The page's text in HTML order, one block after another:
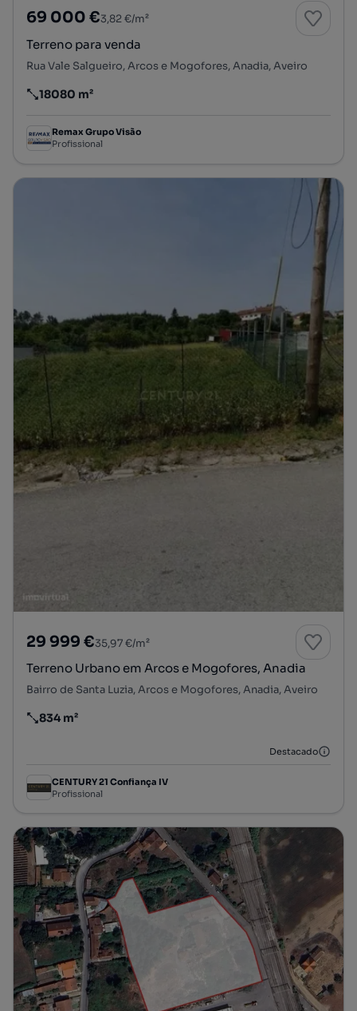
69 000 €3,82 €/m²
Terreno para venda
Rua Vale Salgueiro, Arcos e Mogofores, Anadia, Aveiro
Preço por metro quadrado
18080 m²
Remax Grupo Visão
Profissional
29 999 €35,97 €/m²
Terreno Urbano em Arcos e Mogofores, Anadia
Bairro de Santa Luzia, Arcos e Mogofores, Anadia, Aveiro
Preço por metro quadrado
834 m²
Destacado
CENTURY 21 Confiança IV
Profissional